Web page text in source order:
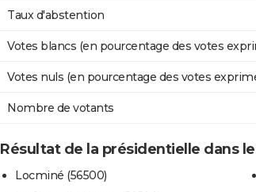
Taux d'abstention
Votes blancs (en pourcentage des votes
Votes nuls (en pourcentage des votes
Nombre de votants
Résultat de la présidentielle dans
Locminé (56500)